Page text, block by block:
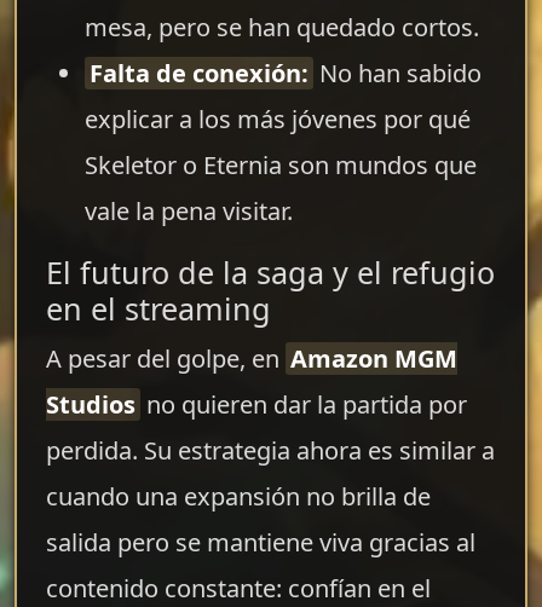
mesa, pero se han quedado cortos.
Falta de conexión: No han sabido
explicar a los más jóvenes por qué
Skeletor o Eternia son mundos que
vale la pena visitar.
El futuro de la saga y el refugio
en el streaming
A pesar del golpe, en Amazon MGM
Studios no quieren dar la partida por
perdida. Su estrategia ahora es similar a
cuando una expansión no brilla de
salida pero se mantiene viva gracias al
contenido constante: confían en el